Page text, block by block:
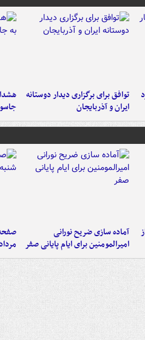
توافق برای برگزاری دیدار دوستانه
ایران و آذربایجان
آماده سازی ضریح نورانی
امیرالمومنین برای ایام پایانی صفر
مرداد